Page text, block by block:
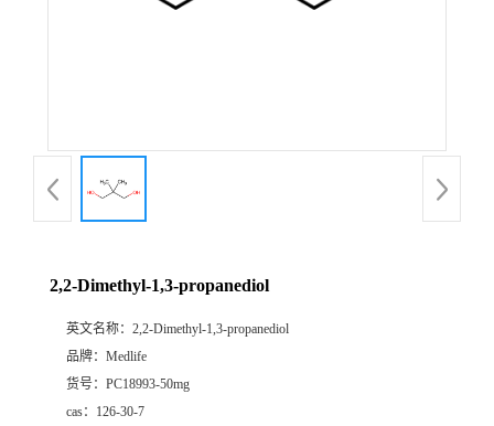
2,2-Dimethyl-1,3-propanediol
英文名称： 2,2-Dimethyl-1,3-propanediol
品牌： Medlife
货号： PC18993-50mg
cas： 126-30-7